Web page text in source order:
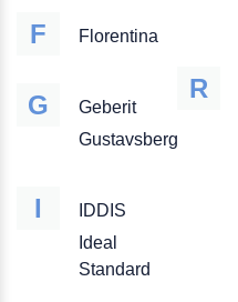
F Florentina
G
Geberit
Gustavsberg
I
IDDIS
Ideal
Standard
R